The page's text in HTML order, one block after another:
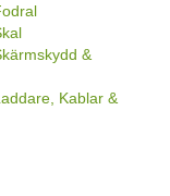
&
Kablar &